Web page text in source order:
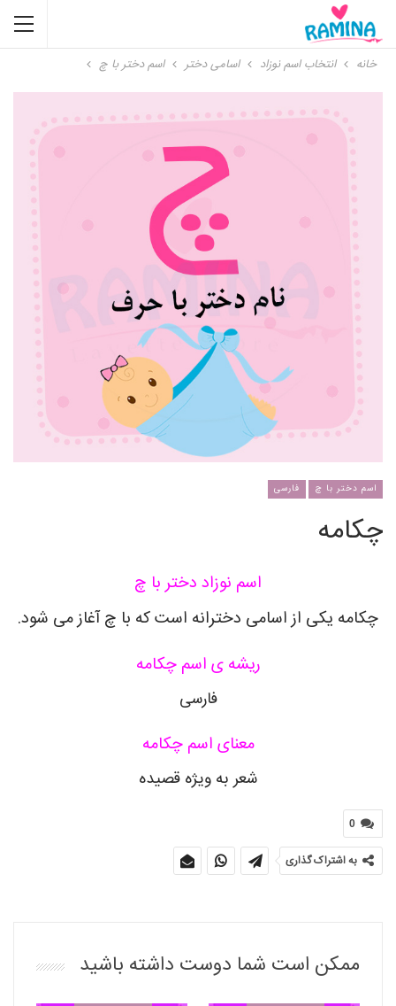
خانه انتخاب اسم نوزاد اسامی دختر اسم دختر با چ
اسم دختر با چ فارسی
چکامه
اسم نوزاد دختر با چ
چکامه یکی از اسامی دخترانه است که با چ آغاز می شود.
ریشه ی اسم چکامه
فارسی
معنای اسم چکامه
شعر به ویژه قصیده
0
به اشتراک گذاری
ممکن است شما دوست داشته باشید